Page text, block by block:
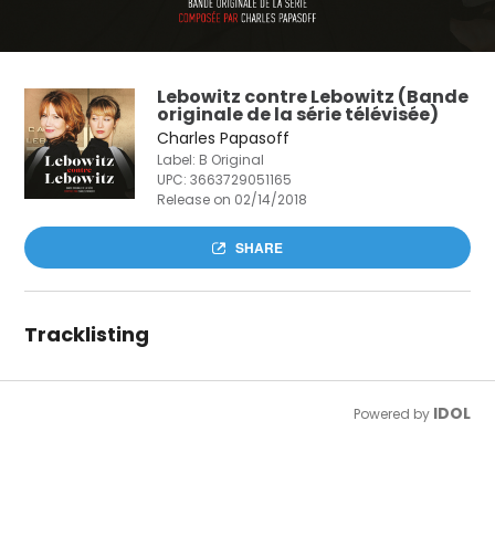
Lebowitz contre Lebowitz (Bande
originale de la série télévisée)
Charles Papasoff
Label: B Original
UPC:3663729051165
Release on 02/14/2018
SHARE
Tracklisting
Powered by IDOL